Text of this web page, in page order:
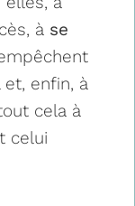
à se
enfin, à
cela à
celui